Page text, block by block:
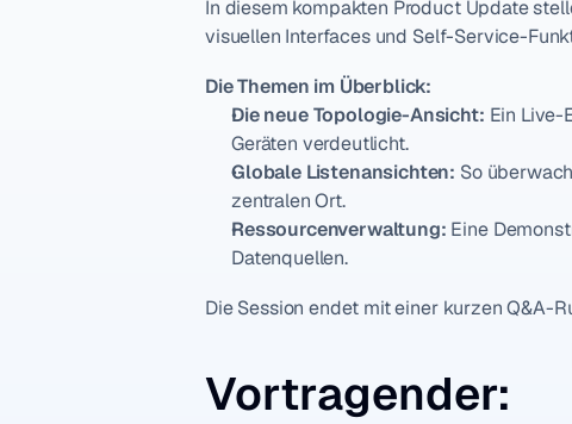
In diesem kompakten Product Update
visuellen Interfaces und Self-Service-
Die Themen im Überblick:
Die neue Topologie-Ansicht: Ein Live-
Geräten verdeutlicht.
Globale Listenansichten: So
zentralen Ort.
Ressourcenverwaltung: Eine
Datenquellen.
Die Session endet mit einer kurzen Q&A-
Vortragender: